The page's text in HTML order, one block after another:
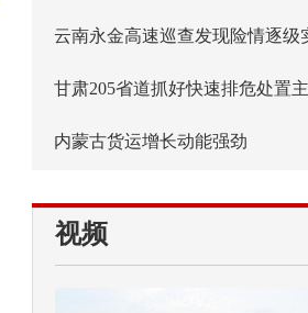
云南永金高速巡查发现险情逐级
内蒙古货运增长动能强劲
视频